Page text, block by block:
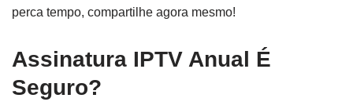
perca tempo, compartilhe agora mesmo!
Assinatura IPTV Anual É
Seguro?